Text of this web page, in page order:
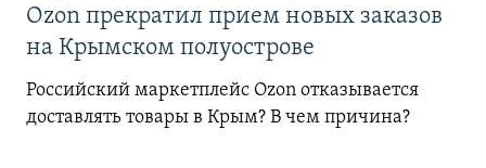
Ozon прекратил прием новых заказов
на Крымском полуострове
Российский маркетплейс Ozon отказывается
доставлять товары в Крым? В чем причина?